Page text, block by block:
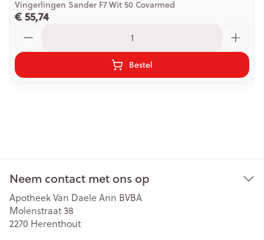
Vingerlingen Sander F7 Wit 50 Covarmed
€ 55,74
Bestel
Neem contact met ons op
Apotheek Van Daele Ann BVBA
Molenstraat 38
2270 Herenthout